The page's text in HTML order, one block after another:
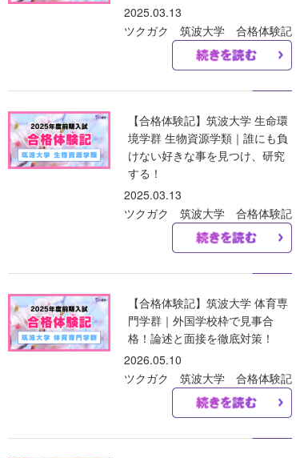
2025.03.13
ツクガク 筑波大学 合格体験記
【合格体験記】筑波大学 生命環
境学群 生物資源学類｜誰にも負
けない好きな事を見つけ、研究
する！
2025.03.13
ツクガク 筑波大学 合格体験記
【合格体験記】筑波大学 体育専
門学群｜外国学校枠で見事合
格！論述と面接を徹底対策！
2026.05.10
ツクガク 筑波大学 合格体験記